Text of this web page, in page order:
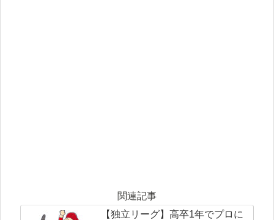
関連記事
【独立リーグ】高卒1年でプロに